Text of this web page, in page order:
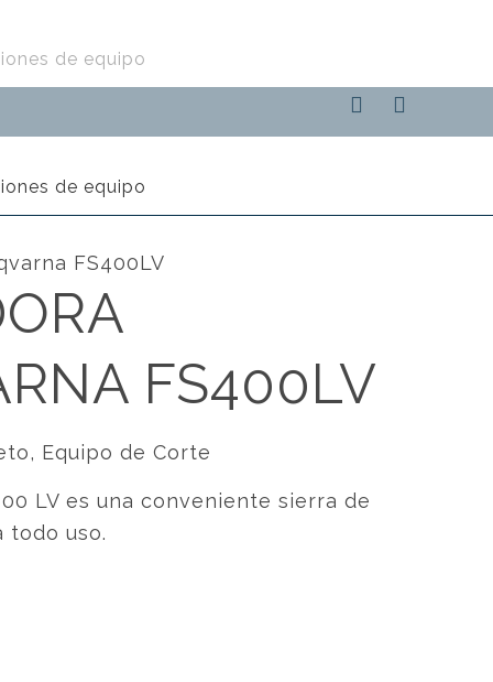
de equipo
de equipo
FS400LV
FS400LV
, Equipo de Corte
LV es una conveniente sierra de
todo uso.